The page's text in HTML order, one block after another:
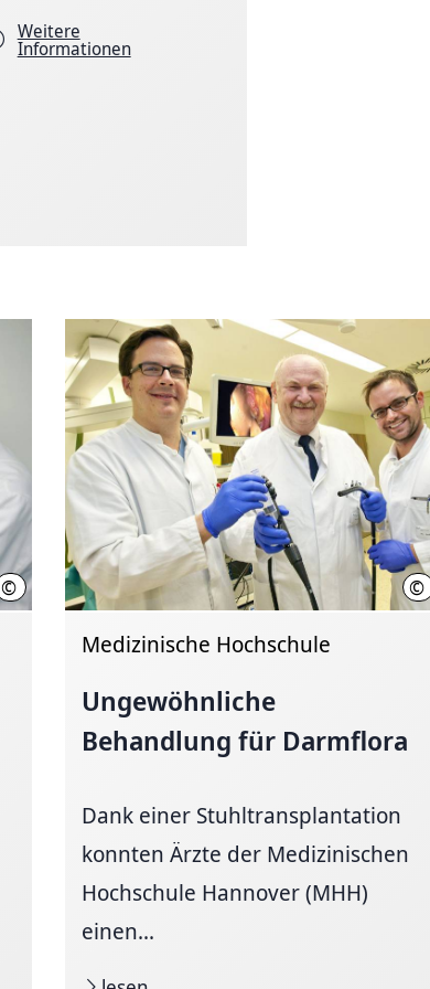
Weitere
Informationen
© MHH/Kaiser ©
Medizinische Hochschule
Ungewöhnliche
Behandlung für Darmflora
Dank einer Stuhltransplantation
konnten Ärzte der Medizinischen
Hochschule Hannover (MHH)
einen...